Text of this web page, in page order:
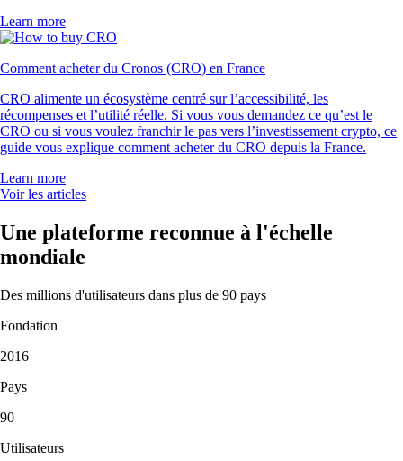
Learn more
Comment acheter du Cronos (CRO) en France
CRO alimente un écosystème centré sur l’accessibilité, les
récompenses et l’utilité réelle. Si vous vous demandez ce qu’est le
CRO ou si vous voulez franchir le pas vers l’investissement crypto, ce
guide vous explique comment acheter du CRO depuis la France.
Learn more
Voir les articles
Une plateforme reconnue à l'échelle
mondiale
Des millions d'utilisateurs dans plus de 90 pays
Fondation
2016
Pays
90
Utilisateurs